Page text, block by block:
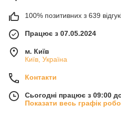
100% позитивних з 639
Працює з 07.05.2024
м. Київ
Київ, Україна
Контакти
Сьогодні працює з 09:00
Показати весь графік